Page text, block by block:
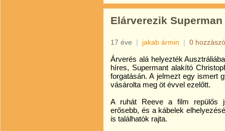
Elárverezik
17 éve | jakab ármin | 0
Árverés alá helyezték
híres, Supermant alakító
forgatásán. A jelmezt egy ismert
vásárolta meg öt évvel ezelőtt.
A ruhát Reeve a film repülős
erősebb, és a kábelek
is találhatók rajta.